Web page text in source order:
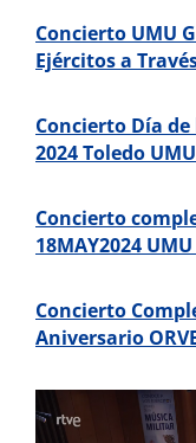
Concierto UMU
Ejércitos a
Concierto Día
2024 Toledo
Concierto
18MAY2024 UMU
Concierto
Aniversario